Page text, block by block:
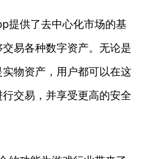
提供了去中心化市场的基
易各种数字资产。无论是
物资产，用户都可以在这
交易，并享受更高的安全